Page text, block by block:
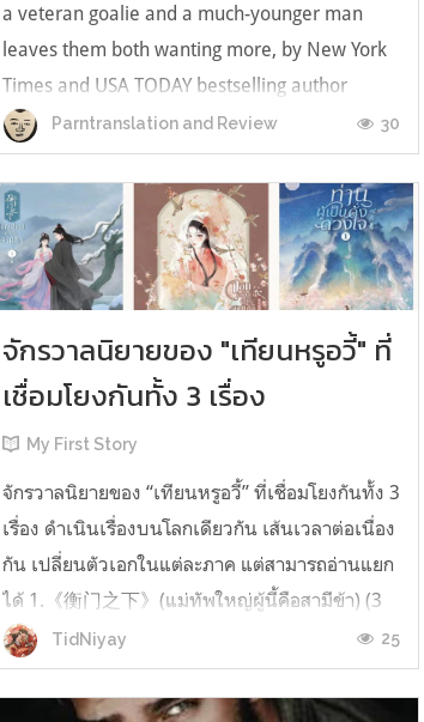
a veteran goalie and a much-younger man
leaves them both wanting more, by New York
Times and USA TODAY bestselling author
Rachel Reid. เป็นเรื่องลำดับที่ 4ในซีรีส์ Game
Changer และเป็นเล่มที่ 4 ที่เราหยิบมาอ่าน ใน
ที่สุดลำดับเรื่องกับลำดับที่หยิบอ่านก็ตรงกั...
Parntranslation and Review 30
จักรวาลนิยายของ "เทียนหรูอวี้" ที่
เชื่อมโยงกันทั้ง 3 เรื่อง
My First Story
จักรวาลนิยายของ “เทียนหรูอวี้” ที่เชื่อมโยงกันทั้ง 3
เรื่อง ดำเนินเรื่องบนโลกเดียวกัน เส้นเวลาต่อเนื่อง
กัน เปลี่ยนตัวเอกในแต่ละภาค แต่สามารถอ่านแยก
ได้ 1.《衡门之下》(แม่ทัพใหญ่ผู้นี้คือสามีข้า) (3
เล่มจบ) เป็นเรื่องที่เกิดก่อน เล่าเรื่องของ ฝูถิง กับ
หลี่ชีฉือ ที่ต้องแต่งงานกันก่อนจะใช้ชีวิตห่างไกล
TidNiyay 25